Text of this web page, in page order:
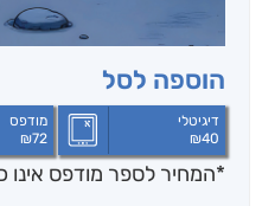
הוספה לסל
דיגיטלי
₪40
מודפס
₪72
*המחיר לספר מודפס אינו